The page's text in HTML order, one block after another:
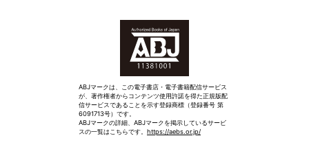
ABJマークは、この電子書店・電子書籍配信サービス
が、著作権者からコンテンツ使用許諾を得た正規版配
信サービスであることを示す登録商標（登録番号 第
6091713号）です。
ABJマークの詳細、ABJマークを掲示しているサービ
スの一覧はこちらです。 https://aebs.or.jp/